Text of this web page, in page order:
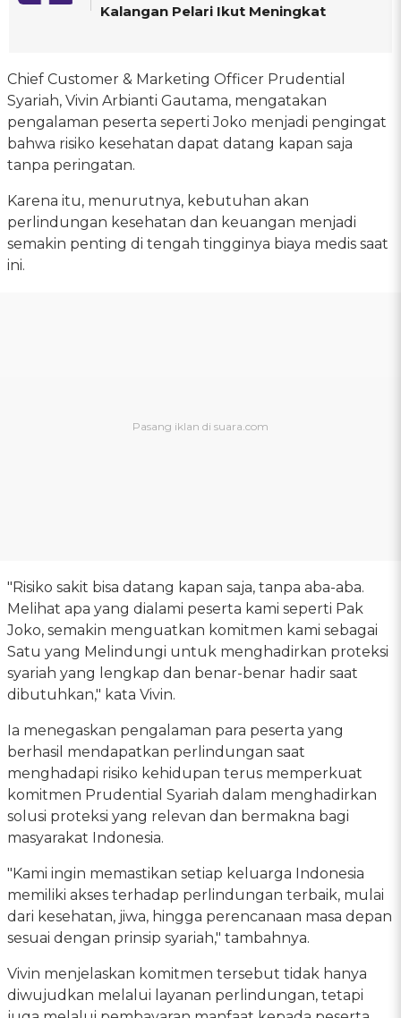
Kalangan Pelari Ikut Meningkat
Chief Customer & Marketing Officer Prudential
Syariah, Vivin Arbianti Gautama, mengatakan
pengalaman peserta seperti Joko menjadi pengingat
bahwa risiko kesehatan dapat datang kapan saja
tanpa peringatan.
Karena itu, menurutnya, kebutuhan akan
perlindungan kesehatan dan keuangan menjadi
semakin penting di tengah tingginya biaya medis saat
ini.
"Risiko sakit bisa datang kapan saja, tanpa aba-aba.
Melihat apa yang dialami peserta kami seperti Pak
Joko, semakin menguatkan komitmen kami sebagai
Satu yang Melindungi untuk menghadirkan proteksi
syariah yang lengkap dan benar-benar hadir saat
dibutuhkan," kata Vivin.
Ia menegaskan pengalaman para peserta yang
berhasil mendapatkan perlindungan saat
menghadapi risiko kehidupan terus memperkuat
komitmen Prudential Syariah dalam menghadirkan
solusi proteksi yang relevan dan bermakna bagi
masyarakat Indonesia.
"Kami ingin memastikan setiap keluarga Indonesia
memiliki akses terhadap perlindungan terbaik, mulai
dari kesehatan, jiwa, hingga perencanaan masa depan
sesuai dengan prinsip syariah," tambahnya.
Vivin menjelaskan komitmen tersebut tidak hanya
diwujudkan melalui layanan perlindungan, tetapi